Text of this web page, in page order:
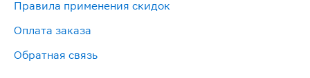
Правила применения скидок
Оплата заказа
Обратная связь